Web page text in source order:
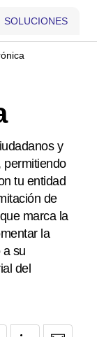
SOLUCIONES
y
permitiendo
tu entidad
de
marca la
la
a su
del